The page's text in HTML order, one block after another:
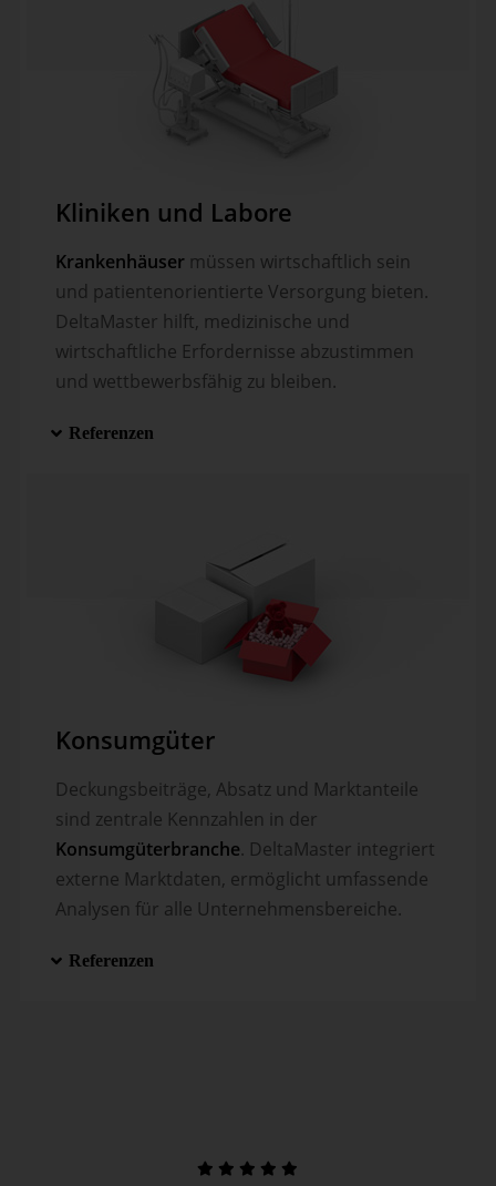
Kliniken und Labore
Krankenhäusermüssen wirtschaftlich sein
und patienten­orientierte Versor­gung bieten.
DeltaMaster hilft, medizi­nische und
wirtschaftliche Erfordernisse abzustimmen
und wettbewerbsfähig zu bleiben.
Referenzen
Konsumgüter
Deckungsbeiträge, Absatz und Markt­anteile
sind zentrale Kenn­zahlen in der
Konsum­güter­branche. DeltaMaster inte­griert
externe Markt­daten, ermög­licht umfassende
Analysen für alle Unter­nehmens­bereiche.
Referenzen